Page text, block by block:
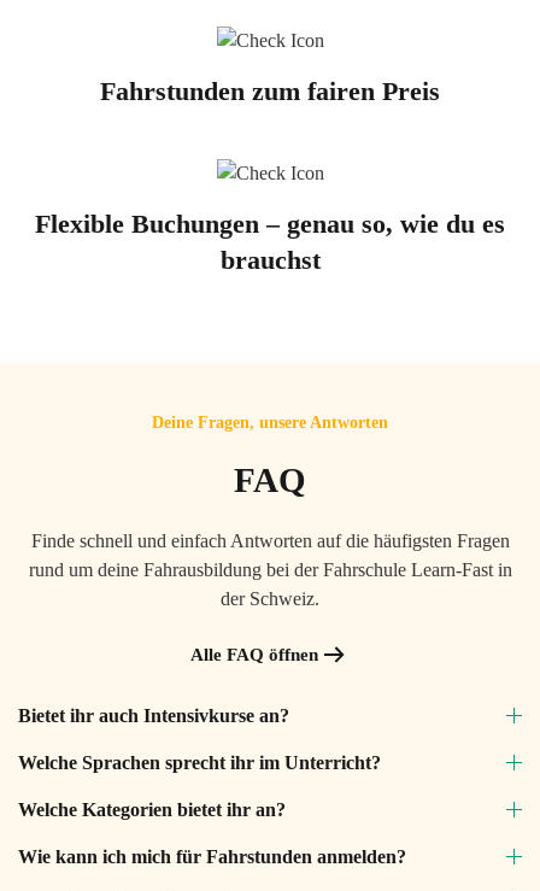
Fahrstunden zum fairen Preis
Flexible Buchungen – genau so, wie du es
brauchst
Deine Fragen, unsere Antworten
FAQ
Finde schnell und einfach Antworten auf die häufigsten Fragen
rund um deine Fahrausbildung bei der Fahrschule Learn-Fast in
der Schweiz.
Alle FAQ öffnen
Bietet ihr auch Intensivkurse an?
Welche Sprachen sprecht ihr im Unterricht?
Welche Kategorien bietet ihr an?
Wie kann ich mich für Fahrstunden anmelden?